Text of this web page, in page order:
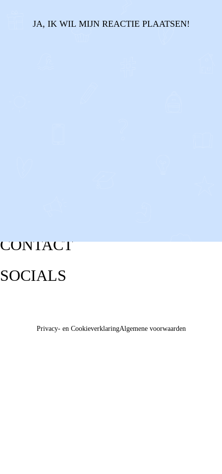
JA, IK WIL MIJN REACTIE PLAATSEN!
CONTACT
SOCIALS
Privacy- en CookieverklaringAlgemene voorwaarden